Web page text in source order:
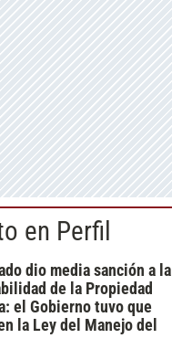
en Perfil
dio media sanción a la
de la Propiedad
el Gobierno tuvo que
la Ley del Manejo del